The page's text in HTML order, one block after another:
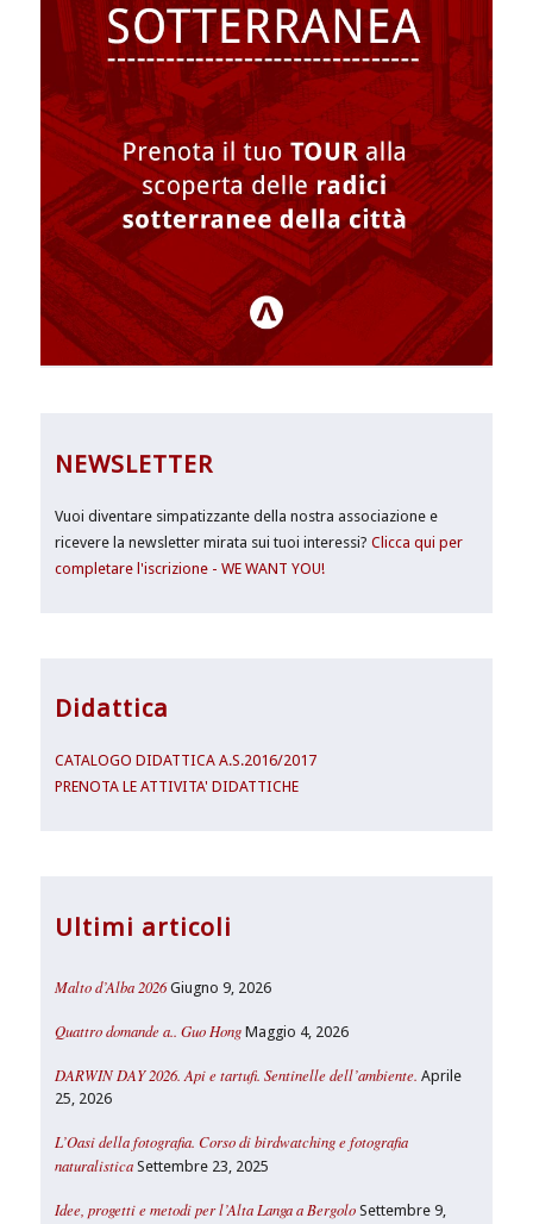
NEWSLETTER
Vuoi diventare simpatizzante della nostra associazione e
ricevere la newsletter mirata sui tuoi interessi?Clicca qui per
completare l'iscrizione - WE WANT YOU!
Didattica
CATALOGO DIDATTICA A.S.2016/2017
PRENOTA LE ATTIVITA' DIDATTICHE
Ultimi articoli
Malto d’Alba 2026 Giugno 9, 2026
Quattro domande a.. Guo Hong Maggio 4, 2026
DARWIN DAY 2026. Api e tartufi. Sentinelle dell’ambiente. Aprile
25, 2026
L’Oasi della fotografia. Corso di birdwatching e fotografia
naturalistica Settembre 23, 2025
Idee, progetti e metodi per l’Alta Langa a Bergolo Settembre 9,